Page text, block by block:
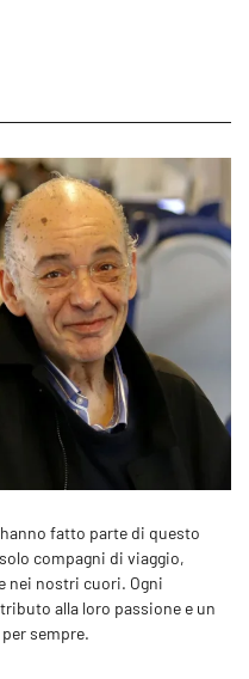
fatto parte di questo
compagni di viaggio,
nei nostri cuori. Ogni
alla loro passione e un
sempre.